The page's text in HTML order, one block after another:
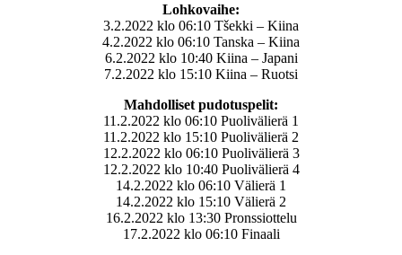
Lohkovaihe:
3.2.2022 klo 06:10 Tšekki – Kiina
4.2.2022 klo 06:10 Tanska – Kiina
6.2.2022 klo 10:40 Kiina – Japani
7.2.2022 klo 15:10 Kiina – Ruotsi
Mahdolliset pudotuspelit:
11.2.2022 klo 06:10 Puolivälierä 1
11.2.2022 klo 15:10 Puolivälierä 2
12.2.2022 klo 06:10 Puolivälierä 3
12.2.2022 klo 10:40 Puolivälierä 4
14.2.2022 klo 06:10 Välierä 1
14.2.2022 klo 15:10 Välierä 2
16.2.2022 klo 13:30 Pronssiottelu
17.2.2022 klo 06:10 Finaali